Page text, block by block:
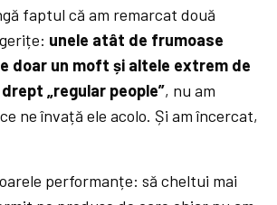
faptul că am remarcat două
unele atât de frumoase
doar un moft și altele extrem de
„regular people”, nu am
ne învață ele acolo. Și am încercat,
performanțe: să cheltui mai